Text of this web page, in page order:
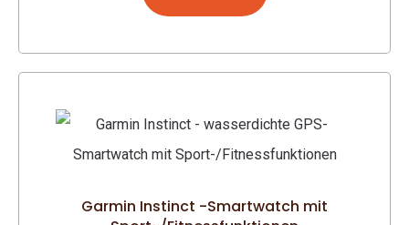
Garmin Instinct -Smartwatch mit